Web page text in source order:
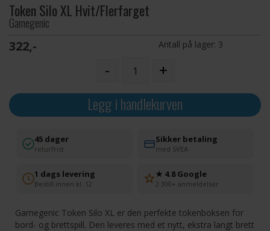
Token Silo XL Hvit/Flerfarget
Gamegenic
322,- Antall på lager: 3
- +
Legg i handlekurven
45 dager
returfrist
Sikker betaling
med SVEA
1 dags levering
Bestill innen kl. 12
★ 4.8 Google
2 300+ anmeldelser
Gamegenic Token Silo XL er den perfekte tokenboksen for
bord- og brettspill. Den leveres med et nytt, ekstra langt brett